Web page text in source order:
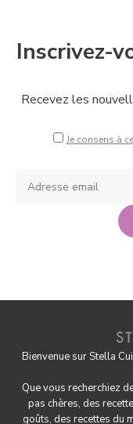
Inscrivez-
Recevez les
Je consens à
Bienvenue sur Stella
Que vous recherchiez
pas chères, des
goûts, des recettes du